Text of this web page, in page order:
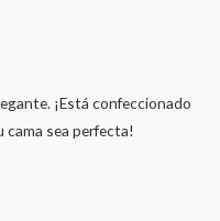
¡Está confeccionado
cama sea perfecta!